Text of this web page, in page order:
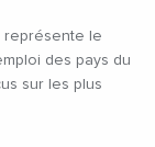
représente le
des pays du
sur les plus